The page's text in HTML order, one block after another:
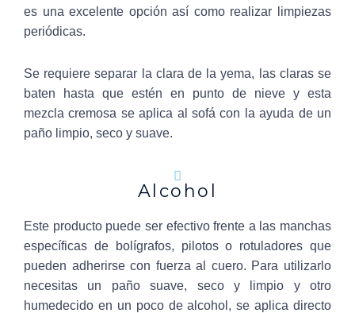
es una excelente opción así como realizar limpiezas
periódicas.
Se requiere separar la clara de la yema, las claras se
baten hasta que estén en punto de nieve y esta
mezcla cremosa se aplica al sofá con la ayuda de un
paño limpio, seco y suave.
Alcohol
Este producto puede ser efectivo frente a las manchas
específicas de bolígrafos, pilotos o rotuladores que
pueden adherirse con fuerza al cuero. Para utilizarlo
necesitas un paño suave, seco y limpio y otro
humedecido en un poco de alcohol, se aplica directo